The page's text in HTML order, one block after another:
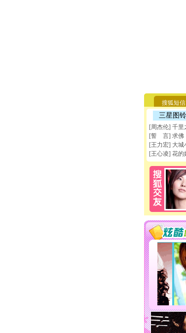
搜狐短信
三星图
[周杰伦] 千里
[誓 言] 求佛
[王力宏] 大城
[王心凌] 花的